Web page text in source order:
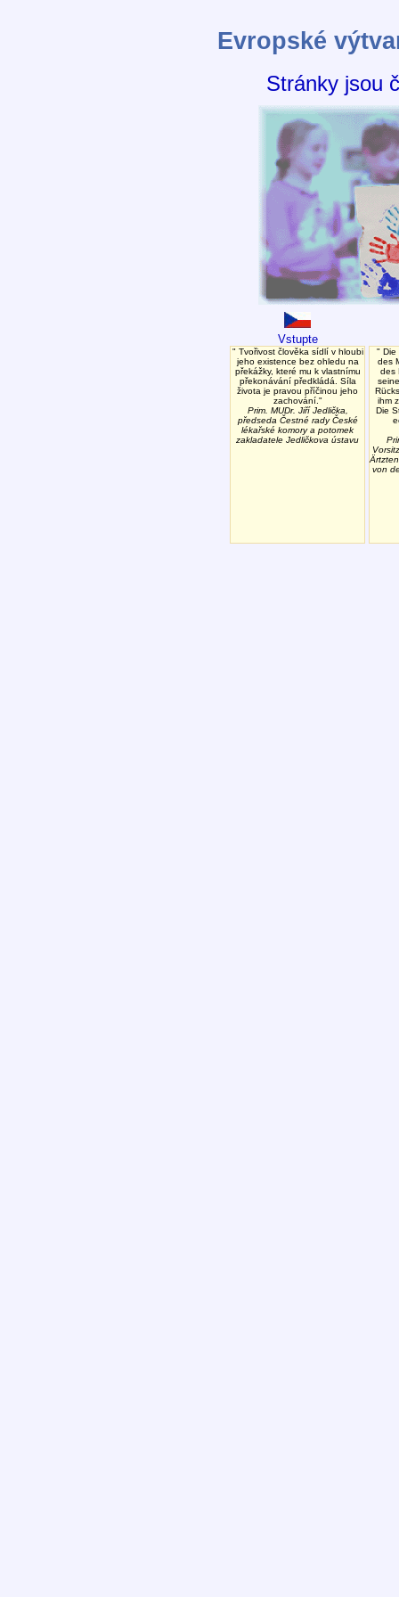
Evropské
Stránky jsou
Vstupte
Tvořivost člověka sídlí v hloubi
jeho existence bez ohledu na
překážky, které mu k vlastnímu
překonávání předkládá. Síla
života je pravou příčinou jeho
zachování.
Prim. MUDr. Jiří Jedlička,
předseda Čestné rady České
lékařské komory a potomek
zakladatele Jedličkova ústavu
Die
des
des
ihm
Die
von